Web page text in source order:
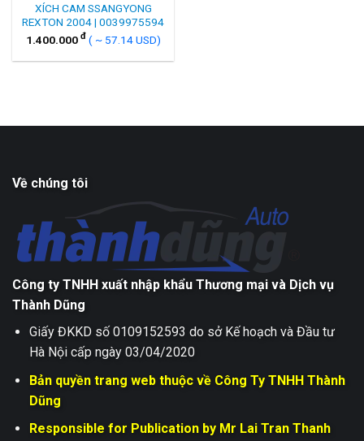
XÍCH CAM SSANGYONG
REXTON 2004 | 0039975594
1.400.000 đ ( ~ 57.14 USD)
Về chúng tôi
Công ty TNHH xuất nhập khẩu Thương mại và Dịch vụ
Thành Dũng
Giấy ĐKKD số 0109152593 do sở Kế hoạch và Đầu tư
Hà Nội cấp ngày 03/04/2020
Bản quyền trang web thuộc về Công Ty TNHH Thành
Dũng
Responsible for Publication by Mr Lai Tran Thanh